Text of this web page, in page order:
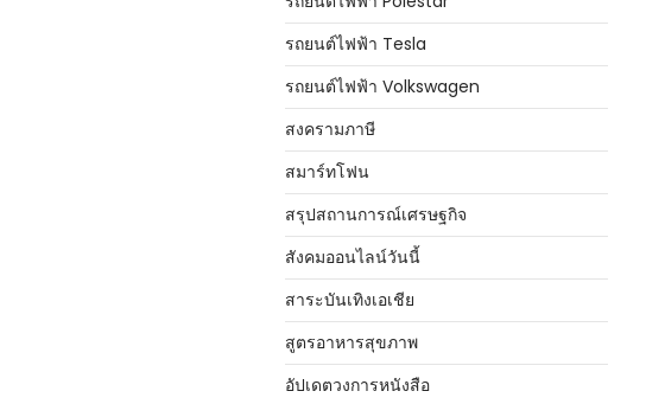
รถยนต์ไฟฟ้า Tesla
รถยนต์ไฟฟ้า Volkswagen
สงครามภาษี
สมาร์ทโฟน
สรุปสถานการณ์เศรษฐกิจ
สังคมออนไลน์วันนี้
สาระบันเทิงเอเชีย
สูตรอาหารสุขภาพ
อัปเดตวงการหนังสือ